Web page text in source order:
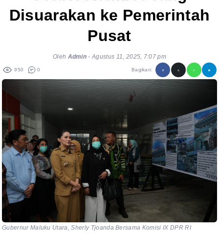
Disuarakan ke Pemerintah
Pusat
Oleh Admin -Agustus 11, 2025, 7:07 pm
950 0 Bagikan:
Gubernur Maluku Utara, Sherly Tjoanda Bersama Komisi IX DPR RI